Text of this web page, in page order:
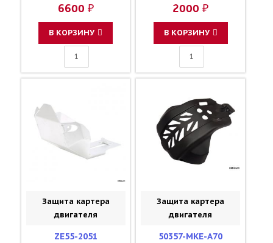
6600 ₽
В КОРЗИНУ
CRF450RX 17-20
CRF450X 19-20
CRF450X 19-24
17218-MKE-A00
2000 ₽
В КОРЗИНУ
Защита картера
двигателя
ZE55-2051
Защита картера
двигателя
50357-MKE-A70